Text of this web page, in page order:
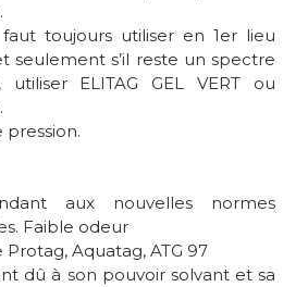
.
faut toujours utiliser en 1er lieu
seulement s’il reste un spectre
ELITAG GEL VERT ou
.
pression.
aux nouvelles normes
Faible odeur
Aquatag, ATG 97
dû à son pouvoir solvant et sa